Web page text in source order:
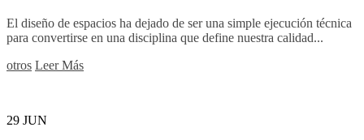
El diseño de espacios ha dejado de ser una simple ejecución técnica
para convertirse en una disciplina que define nuestra calidad...
otros Leer Más
29 JUN